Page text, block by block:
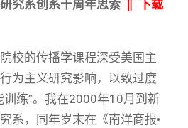
究系创系十周年思索
‖ 下载
校的传播学课程深受美国主
为主义研究影响，以致过度
训练”。我在2000年10月到新
系，同年岁末在《南洋商报•